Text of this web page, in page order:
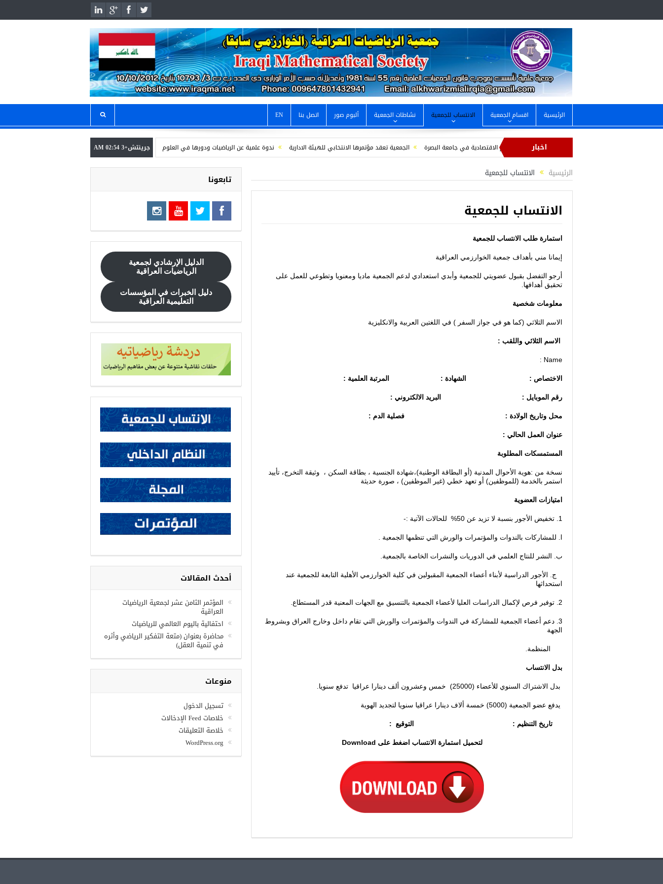
الرئيسية اقسام الجمعية الانتساب للجمعية نشاطات الجمعية ألبوم صور اتصل بنا EN
اخبار
الاستعاد لاقامة ندوة علمية عن دور الرياضيات في العلوم الاقتصادية في جامعة البصرة الجمعية تعقد مؤتمرها الانتخابي للهيئة الادارية ندوة علمية عن الرياضيات ودورها في العلوم الطبية والاقتصادية والصناعية في كربلاء
/ دعوة لحضور والمشاركة في احتفال اليوم العالمي للرياضيات
جرينتش+3 02:54 AM
الرئيسية الانتساب للجمعية
الانتساب للجمعية
استمارة طلب الانتساب للجمعية
إيمانا مني بأهداف جمعية الخوارزمي العراقية
أرجو التفضل بقبول عضويتي للجمعية وأبدي استعدادي لدعم الجمعية ماديا ومعنويا وتطوعي للعمل على
تحقيق أهدافها.
معلومات شخصية
الاسم الثلاثي (كما هو في جواز السفر ) في اللغتين العربية والانكليزية
الاسم الثلاثي واللقب :
Name :
الاختصاص : الشهادة : المرتبة العلمية :
رقم الموبايل : البريد الالكتروني :
محل وتاريخ الولادة : فصلية الدم :
عنوان العمل الحالي :
المستمسكات المطلوبة
نسخة من :هوية الأحوال المدنية (أو البطاقة الوطنية)،شهادة الجنسية ، بطاقة السكن ، وثيقة التخرج، تأييد
استمر بالخدمة (للموظفين) أو تعهد خطي (غير الموظفين) ، صورة حديثة
امتيازات العضوية
1. تخفيض الأجور بنسبة لا تزيد عن 50% للحالات الآتية :-
ا. للمشاركات بالندوات والمؤتمرات والورش التي تنظمها الجمعية .
ب. النشر للنتاج العلمي في الدوريات والنشرات الخاصة بالجمعية.
ج. الأجور الدراسية لأبناء أعضاء الجمعية المقبولين في كلية الخوارزمي الأهلية التابعة للجمعية عند
استحداثها
2. توفير فرص لإكمال الدراسات العليا لأعضاء الجمعية بالتنسيق مع الجهات المعنية قدر المستطاع.
3. دعم أعضاء الجمعية للمشاركة في الندوات والمؤتمرات والورش التي تقام داخل وخارج العراق وبشروط
الجهة
المنظمة.
بدل الانتساب
بدل الاشتراك السنوي للأعضاء (25000) خمس وعشرون ألف دينارا عراقيا تدفع سنويا.
يدفع عضو الجمعية (5000) خمسة ألاف دينارا عراقيا سنويا لتجديد الهوية
تاريخ التنظيم : التوقيع :
لتحميل استمارة الانتساب اضغط على Download
تابعونا
الدليل الإرشادي لجمعية
الرياضيات العراقية
دليل الخبرات في المؤسسات
التعليمية العراقية
أحدث المقالات
المؤتمر الثامن عشر لجمعية الرياضيات
العراقية
احتفالية باليوم العالمي للرياضيات
محاضرة بعنوان (متعة التفكير الرياضي وأثره
في تنمية العقل)
منوعات
تسجيل الدخول
خلاصات Feed الإدخالات
خلاصة التعليقات
WordPress.org